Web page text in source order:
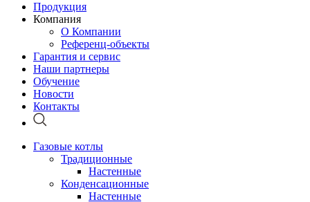
Продукция
Компания
О Компании
Референц-объекты
Гарантия и сервис
Наши партнеры
Обучение
Новости
Контакты
Газовые котлы
Традиционные
Настенные
Конденсационные
Настенные